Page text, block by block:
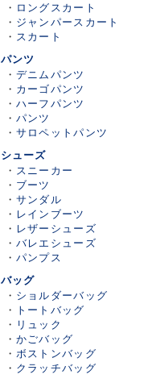
・ ロングスカート
・ ジャンパースカート
・ スカート
パンツ
・ デニムパンツ
・ カーゴパンツ
・ ハーフパンツ
・ パンツ
・ サロペットパンツ
シューズ
・ スニーカー
・ ブーツ
・ サンダル
・ レインブーツ
・ レザーシューズ
・ バレエシューズ
・ パンプス
バッグ
・ ショルダーバッグ
・
トートバッグ
・ リュック
・ かごバッグ
・ ボストンバッグ
・ クラッチバッグ